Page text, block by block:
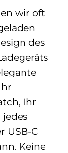
wir oft
des
Ihr
USB-C
Keine